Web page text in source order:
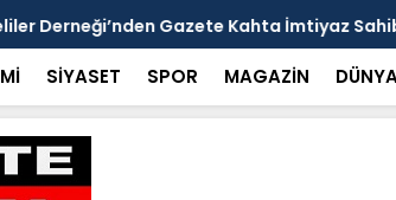
yaz uyarısı: Güneşten Korunmayı
SİYASET SPOR MAGAZİN